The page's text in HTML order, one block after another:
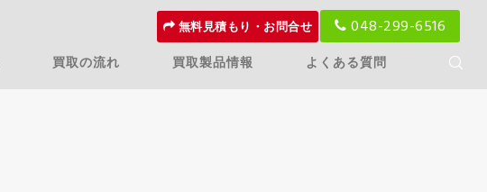
無料見積もり・お問合せ 048-299-6516
買取の流れ 買取製品情報 よくある質問